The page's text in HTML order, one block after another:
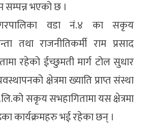
सम्पन्न भएको छ ।
वडा नं.४ का सकृय
तथा राजनीतिकर्मी राम प्रसाद
रहेको ईच्छुमती मार्ग टोल सुधार
क्षेत्रमा ख्याति प्राप्त संस्था
सकृय सभहागितामा यस क्षेत्रमा
कार्यक्रमहरु भई रहेका छन् ।